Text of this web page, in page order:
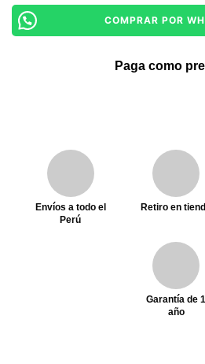
COMPRAR POR
Paga como
Envíos a todo el
Perú
Retiro en
Garantía de 1
año